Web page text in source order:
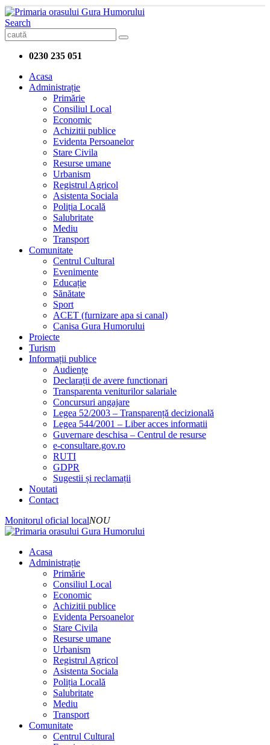
Search
0230 235 051
Acasa
Administrație
Primărie
Consiliul Local
Economic
Achizitii publice
Evidenta Persoanelor
Stare Civila
Resurse umane
Urbanism
Registrul Agricol
Asistenta Sociala
Poliția Locală
Salubritate
Mediu
Transport
Comunitate
Centrul Cultural
Evenimente
Educație
Sănătate
Sport
ACET (furnizare apa si canal)
Canisa Gura Humorului
Proiecte
Turism
Informații publice
Audiențe
Declarații de avere functionari
Transparenta veniturilor salariale
Concursuri angajare
Legea 52/2003 – Transparență decizională
Legea 544/2001 – Liber acces informatii
Guvernare deschisa – Centrul de resurse
e-consultare.gov.ro
RUTI
GDPR
Sugestii și reclamații
Noutati
Contact
Monitorul oficial localNOU
Acasa
Administrație
Primărie
Consiliul Local
Economic
Achizitii publice
Evidenta Persoanelor
Stare Civila
Resurse umane
Urbanism
Registrul Agricol
Asistenta Sociala
Poliția Locală
Salubritate
Mediu
Transport
Comunitate
Centrul Cultural